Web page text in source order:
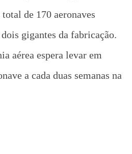
de 170 aeronaves
gigantes da fabricação.
aérea espera levar em
a cada duas semanas na